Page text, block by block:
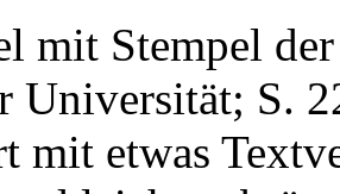
mit Stempel
Universität; S.
mit etwas